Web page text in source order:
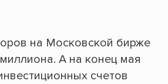
на Московской бирже
А на конец мая
счетов